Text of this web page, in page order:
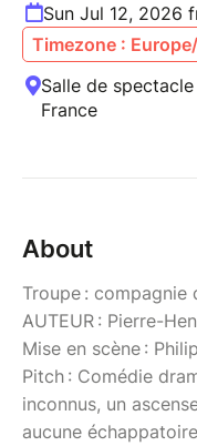
Sun Jul 12, 2026
Timezone :
Salle de
France
About
Troupe : compagnie
AUTEUR : Pierre-
Mise en scène :
Pitch : Comédie
inconnus, un
aucune